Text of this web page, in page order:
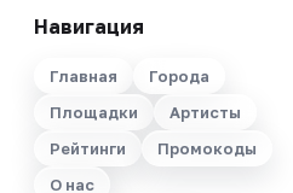
Навигация
Главная
Города
Площадки
Артисты
Рейтинги
Промокоды
О нас